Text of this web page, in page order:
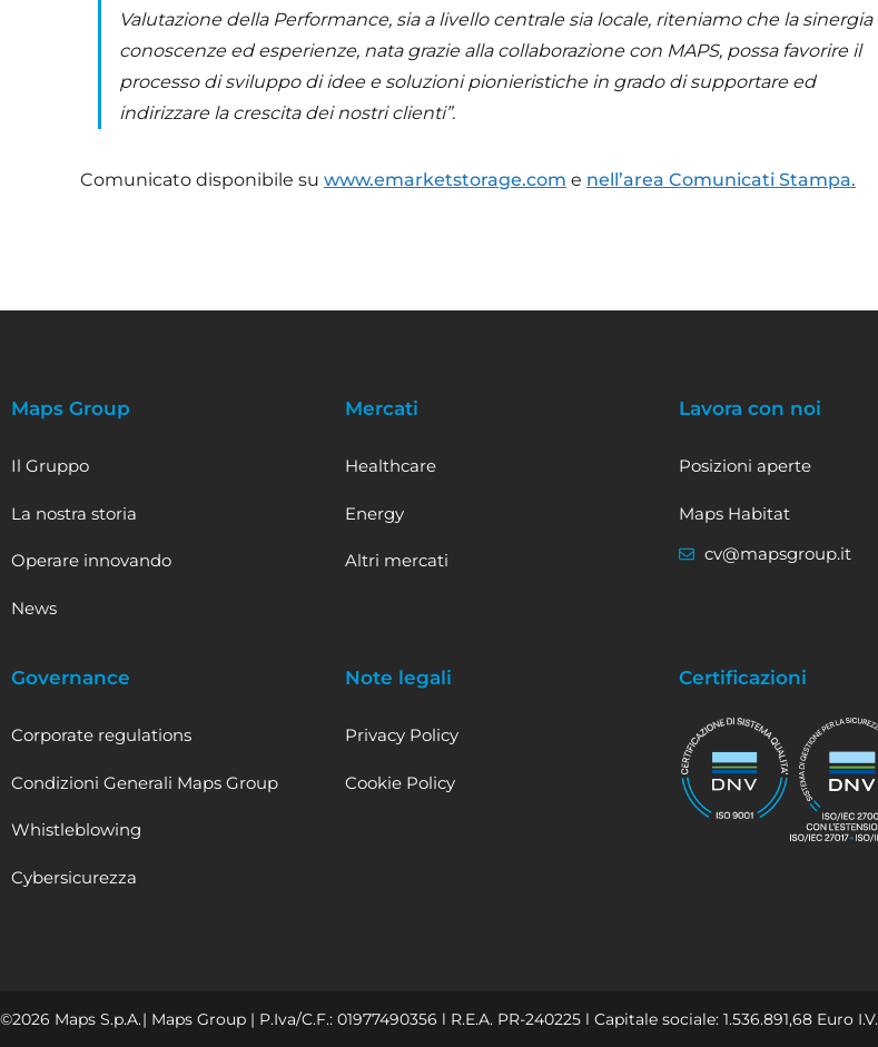
Valutazione della Performance, sia a livello centrale sia locale, riteniamo che la sinergia
conoscenze ed esperienze, nata grazie alla collaborazione con MAPS, possa favorire il
processo di sviluppo di idee e soluzioni pionieristiche in grado di supportare ed
indirizzare la crescita dei nostri clienti”.
Comunicato disponibile su www.emarketstorage.com e nell’area Comunicati Stampa.
Maps Group
Il Gruppo
La nostra storia
Operare innovando
News
Mercati
Healthcare
Energy
Altri mercati
Lavora con noi
Posizioni aperte
Maps Habitat
cv@mapsgroup.it
Governance
Corporate regulations
Condizioni Generali Maps Group
Whistleblowing
Cybersicurezza
Note legali
Privacy Policy
Cookie Policy
Certificazioni
©2026 Maps S.p.A.| Maps Group | P.Iva/C.F.: 01977490356 l R.E.A. PR-240225 l Capitale sociale: 1.536.891,68 Euro I.V.